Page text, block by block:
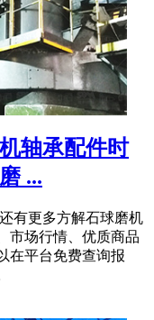
轴承配件时
...
有更多方解石球磨机
市场行情、优质商品
在平台免费查询报